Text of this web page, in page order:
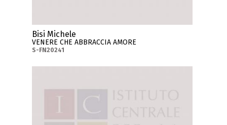
Bisi Michele
VENERE CHE ABBRACCIA AMORE
S-FN20241